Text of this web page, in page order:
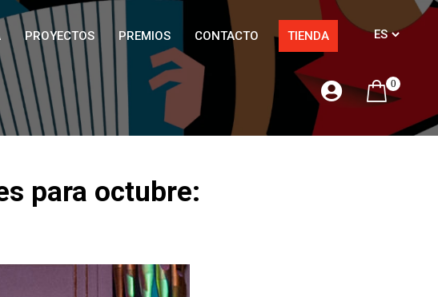
PROYECTOS PREMIOS CONTACTO TIENDA
0
para octubre: